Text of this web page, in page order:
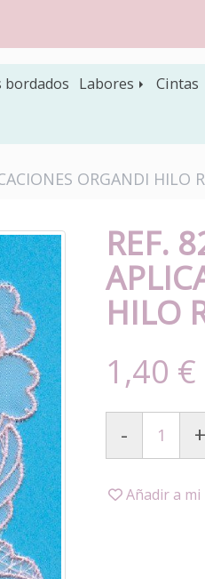
bordados Labores Cintas
ORGANDI HILO
REF.
HILO
1,40 €
- +
Añadir a mi